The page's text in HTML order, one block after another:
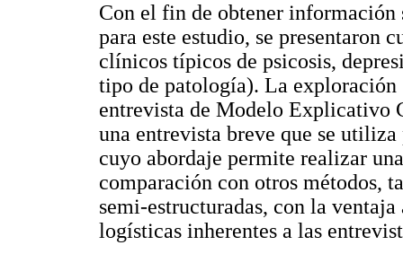
Con el fin de obtener información
para este estudio, se presentaron
clínicos típicos de psicosis,
tipo de patología). La exploración
entrevista de Modelo Explicativo
una entrevista breve que se
cuyo abordaje permite realizar
comparación con otros métodos,
semi-estructuradas, con la
logísticas inherentes a las